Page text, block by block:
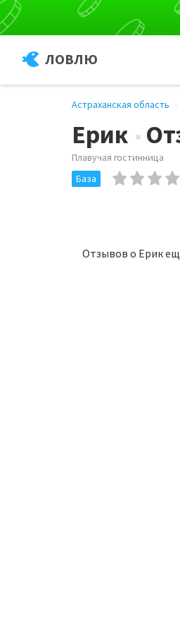
ЛОВЛЮ
Астраханская область
Ерик
Плавучая гостинница
База
Отзывов о Ерик